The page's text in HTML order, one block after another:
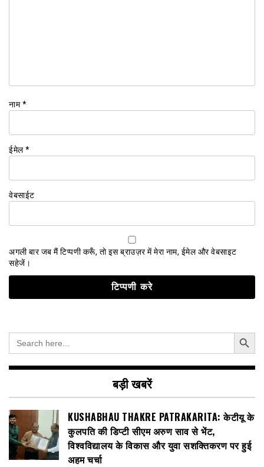
नाम*
ईमेल*
वेबसाईट
अगली बार जब मैं टिप्पणी करूँ, तो इस ब्राउज़र में मेरा नाम, ईमेल और वेबसाइट
सहेजें।
Search
for:
Search Button
बड़ी खबरें
KUSHABHAU THAKRE PATRAKARITA: केटीयू के
कुलपति की डिप्टी सीएम अरुण साव से भेंट,
विश्वविद्यालय के विकास और युवा सशक्तिकरण पर हुई
अहम चर्चा